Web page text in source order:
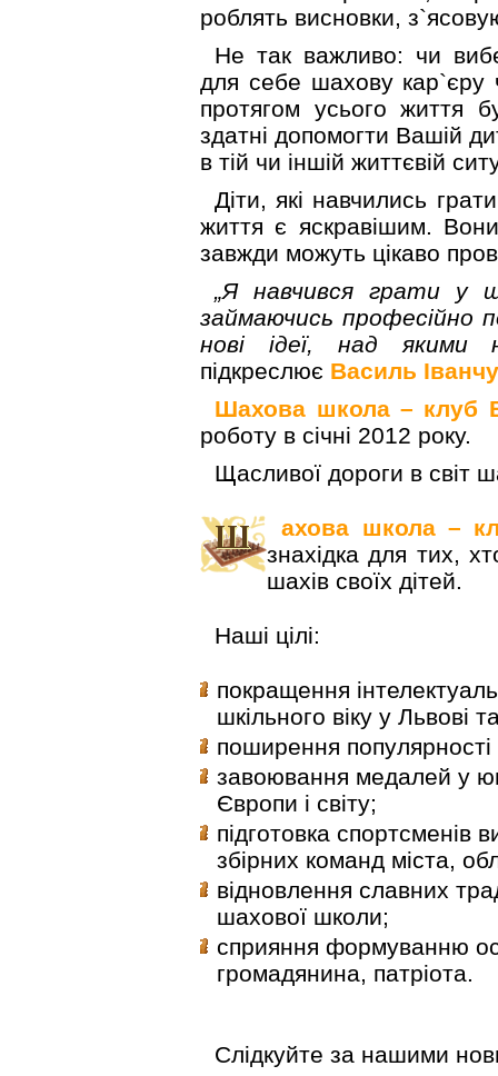
роблять висновки,
Не так важливо: чи
для себе шахову
протягом усього життя
здатні допомогти Вашій
в тій чи іншій життєвій
Діти, які навчились
життя є яскравішим.
завжди можуть цікаво
„Я навчився грати у
займаючись професійно
нові ідеї, над якими
підкреслює Василь
Шахова школа – клуб
роботу в січні 2012 року.
Щасливої дороги в світ
ахова школа –
знахідка для тих,
шахів своїх дітей.
Наші цілі:
покращення
шкільного віку у Львові
поширення популярності
завоювання медалей у
Європи і світу;
підготовка спортсменів
збірних команд міста,
відновлення славних
шахової школи;
сприяння формуванню
громадянина, патріота.
Слідкуйте за нашими